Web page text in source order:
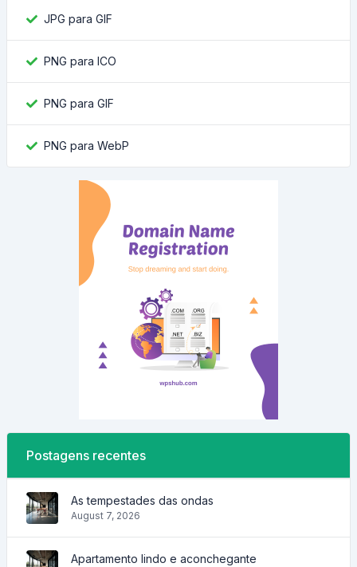
JPG para GIF
PNG para ICO
PNG para GIF
PNG para WebP
Postagens recentes
As tempestades das ondas
August 7, 2026
Apartamento lindo e aconchegante